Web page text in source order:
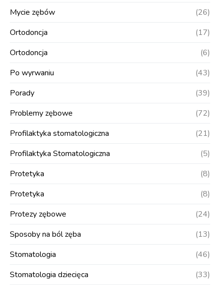
Mycie zębów
(26)
Ortodoncja
(17)
Ortodoncja
(6)
Po wyrwaniu
(43)
Porady
(39)
Problemy zębowe
(72)
Profilaktyka stomatologiczna
(21)
Profilaktyka Stomatologiczna
(5)
Protetyka
(8)
Protetyka
(8)
Protezy zębowe
(24)
Sposoby na ból zęba
(13)
Stomatologia
(46)
Stomatologia dziecięca
(33)